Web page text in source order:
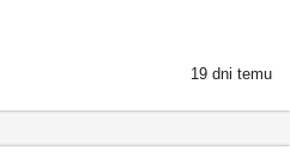
19 dni temu